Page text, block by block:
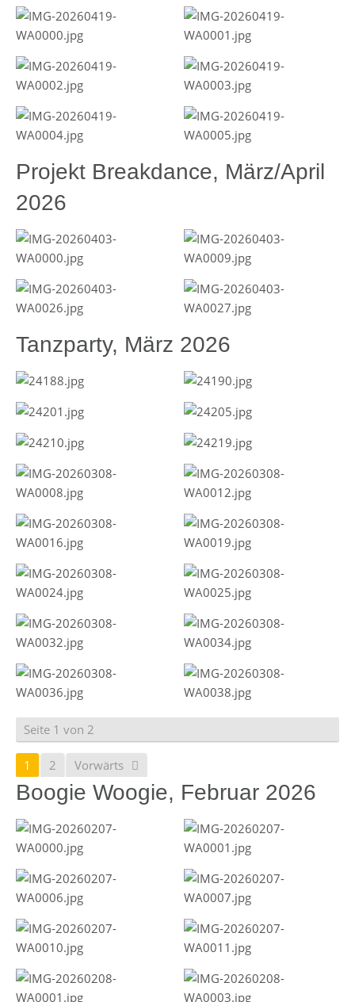
Projekt Breakdance, März/April
2026
Tanzparty, März 2026
Seite 1 von 2
1 2 Vorwärts
Boogie Woogie, Februar 2026